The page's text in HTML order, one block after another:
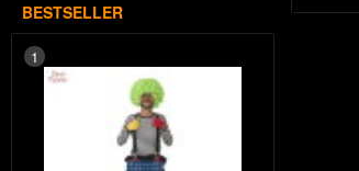
BESTSELLER
1